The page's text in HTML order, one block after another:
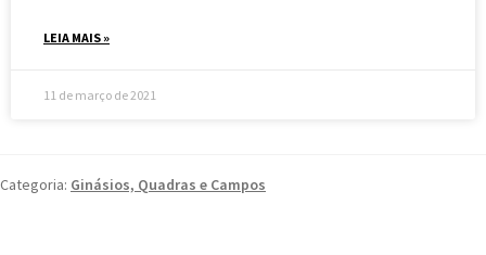
LEIA MAIS »
11 de março de 2021
Categoria: Ginásios, Quadras e Campos